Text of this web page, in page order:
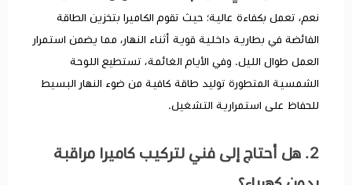
نعم، تعمل بكفاءة عالية؛ حيث تقوم الكاميرا بتخزين الطاقة
الفائضة في بطارية داخلية قوية أثناء النهار، مما يضمن استمرار
العمل طوال الليل. وفي الأيام الغائمة، تستطيع اللوحة
الشمسية المتطورة توليد طاقة كافية من ضوء النهار البسيط
للحفاظ على استمرارية التشغيل.
​2. هل أحتاج إلى فني لتركيب كاميرا مراقبة